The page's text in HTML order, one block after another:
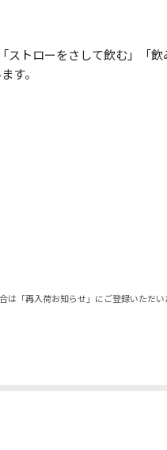
ストローをさして飲む」「飲
す。
は「再入荷お知らせ」にご登録いただ